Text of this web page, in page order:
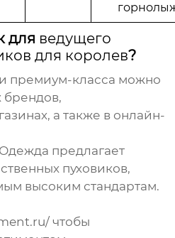
для ведущего
для королев?
премиум-класса можно
брендов,
а также в онлайн-
предлагает
пуховиков,
высоким стандартам.
чтобы